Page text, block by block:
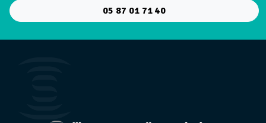
05 87 01 71 40